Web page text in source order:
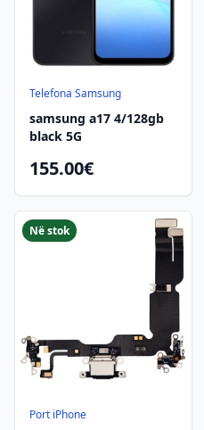
Telefona Samsung
samsung a17 4/128gb
black 5G
155.00€
Port iPhone
Në stok